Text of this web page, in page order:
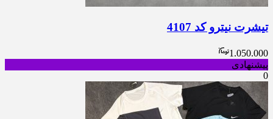
تیشرت نیترو کد 4107
1.050.000
پیشنهادی
0